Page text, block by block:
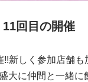
11回目の開催
!!新しく参加店舗も
大に仲間と一緒に